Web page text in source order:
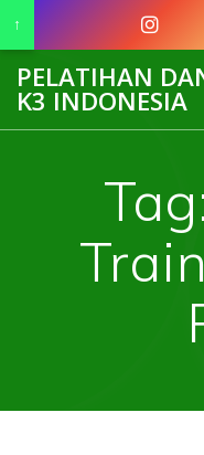
PELATIHAN
K3 INDONESIA
↑